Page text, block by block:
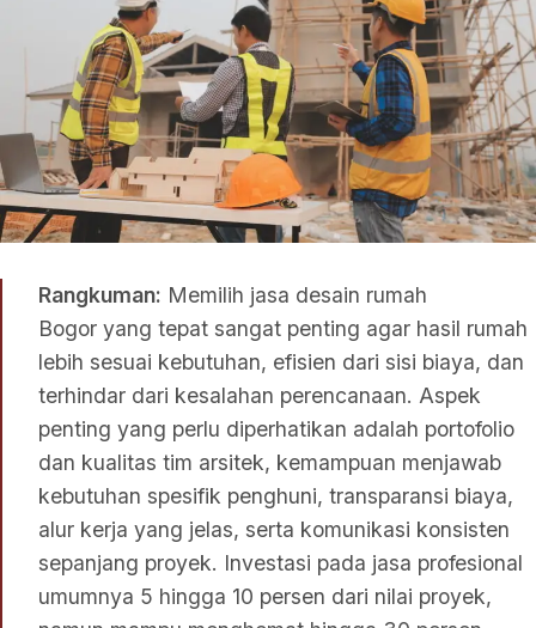
Rangkuman: Memilih jasa desain rumah
Bogor yang tepat sangat penting agar hasil rumah
lebih sesuai kebutuhan, efisien dari sisi biaya, dan
terhindar dari kesalahan perencanaan. Aspek
penting yang perlu diperhatikan adalah portofolio
dan kualitas tim arsitek, kemampuan menjawab
kebutuhan spesifik penghuni, transparansi biaya,
alur kerja yang jelas, serta komunikasi konsisten
sepanjang proyek. Investasi pada jasa profesional
umumnya 5 hingga 10 persen dari nilai proyek,